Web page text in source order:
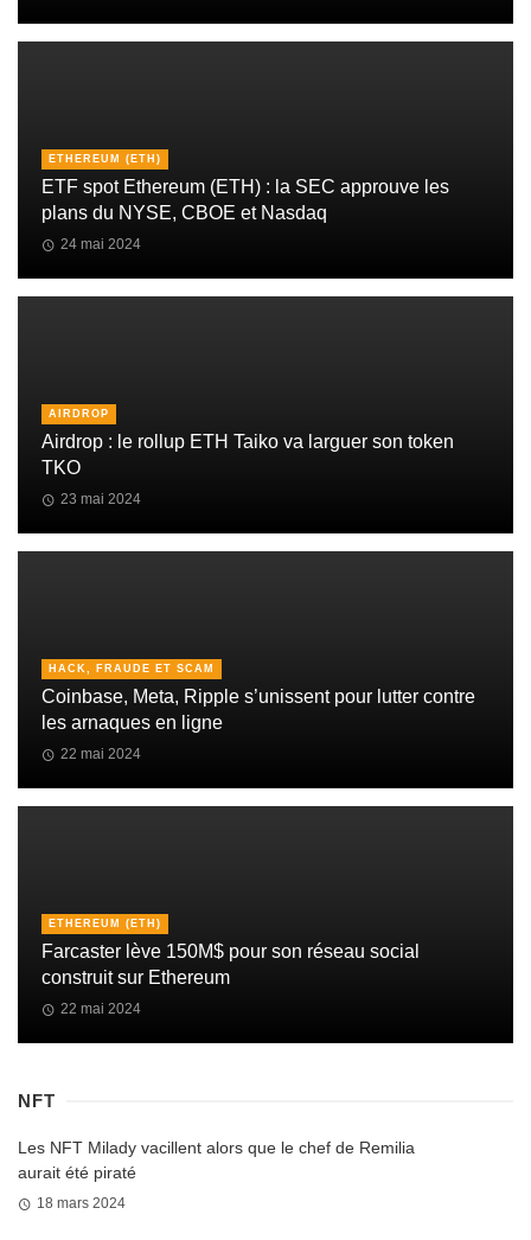
ETHEREUM (ETH)
ETF spot Ethereum (ETH) : la SEC approuve les
plans du NYSE, CBOE et Nasdaq
24 mai 2024
AIRDROP
Airdrop : le rollup ETH Taiko va larguer son token
TKO
23 mai 2024
HACK, FRAUDE ET SCAM
Coinbase, Meta, Ripple s’unissent pour lutter contre
les arnaques en ligne
22 mai 2024
ETHEREUM (ETH)
Farcaster lève 150M$ pour son réseau social
construit sur Ethereum
22 mai 2024
NFT
Les NFT Milady vacillent alors que le chef de Remilia
aurait été piraté
18 mars 2024